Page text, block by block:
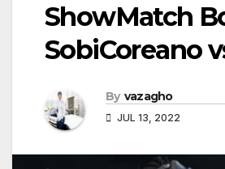
ShowMatch
SobiCoreano
By vazagho
JUL 13, 2022